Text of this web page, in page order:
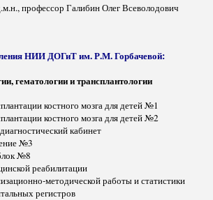
профессор Галибин Олег Всеволодович
НИИ ДОГиТ им. Р.М. Горбачевой:
гематологии и трансплантологии
костного мозга для детей №1
костного мозга для детей №2
кабинет
№3
№8
реабилитации
методической работы и статистики
регистров